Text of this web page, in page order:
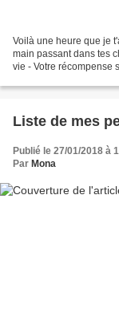
Voilà une heure que je
main passant dans tes
vie - Votre récompense
Liste de mes
Publié le 27/01/2018 à
Par Mona